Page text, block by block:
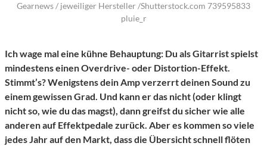
Gearnews / jeweiliger Hersteller /Shutterstock.com 739595833
pluie_r
Ich wage mal eine kühne Behauptung: Du als Gitarrist spielst
mindestens einen Overdrive- oder Distortion-Effekt.
Stimmt’s? Wenigstens dein Amp verzerrt deinen Sound zu
einem gewissen Grad. Und kann er das nicht (oder klingt
nicht so, wie du das magst), dann greifst du sicher wie alle
anderen auf Effektpedale zurück. Aber es kommen so viele
jedes Jahr auf den Markt, dass die Übersicht schnell flöten